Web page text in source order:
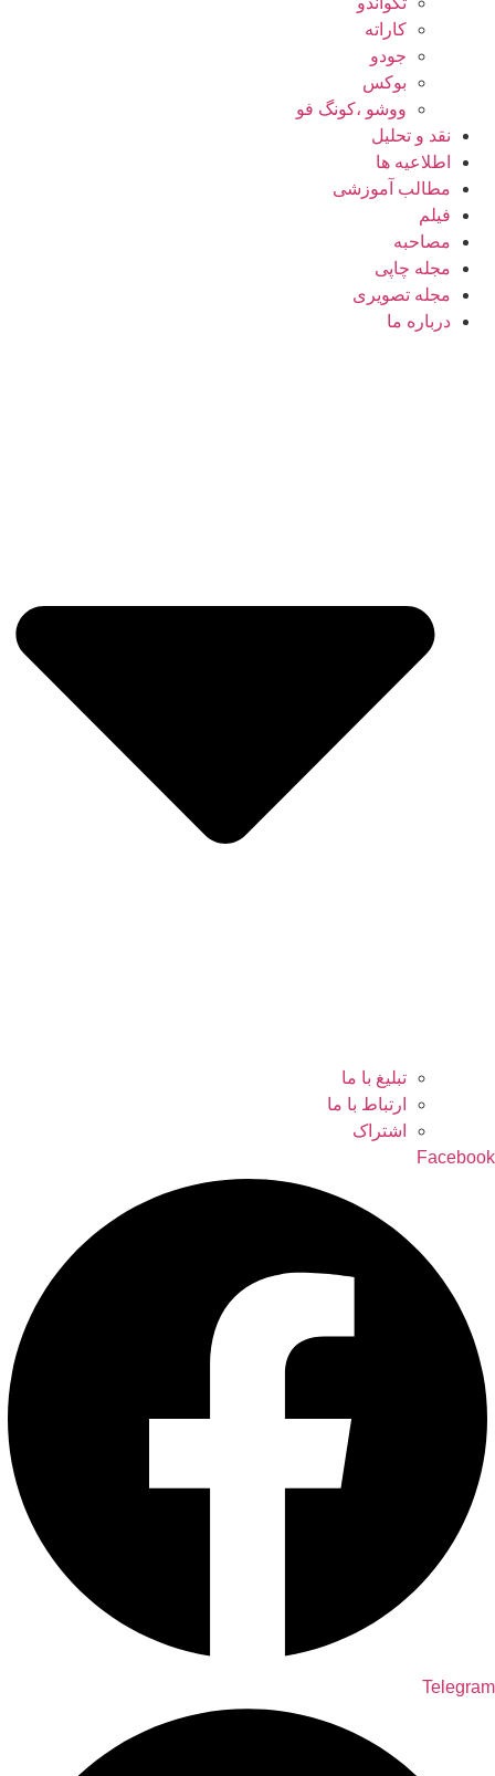
کاراته
جودو
بوکس
ووشو ،کونگ فو
نقد و تحلیل
اطلاعیه ها
مطالب آموزشی
فیلم
مصاحبه
مجله چاپی
مجله تصویری
درباره ما
تبلیغ با ما
ارتباط با ما
اشتراک
Facebook
Telegram